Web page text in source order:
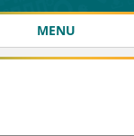
MENU